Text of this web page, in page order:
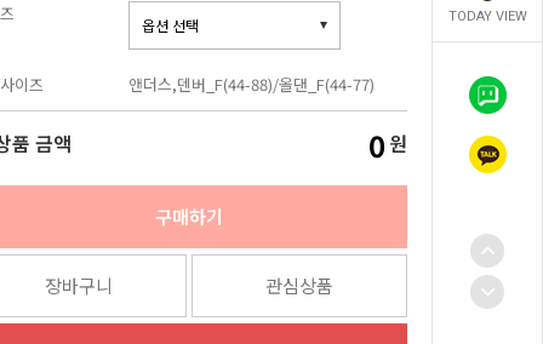
TODAY VIEW
이즈 앤더스,덴버_F(44-88)/올댄_F(44-77)
품 금액 0 원
구매하기
장바구니 관심상품